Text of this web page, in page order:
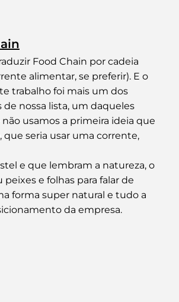
Food Chain por cadeia
alimentar, se preferir). E o
trabalho foi mais um dos
de nossa lista, um daqueles
usamos a primeira ideia que
que seria usar uma corrente,
e que lembram a natureza, o
e folhas para falar de
forma super natural e tudo a
da empresa.